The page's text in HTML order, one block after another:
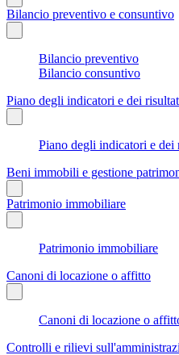
Bilancio preventivo e consuntivo
Bilancio preventivo
Bilancio consuntivo
Piano degli indicatori e dei
Piano degli indicatori e
Beni immobili e gestione
Patrimonio immobiliare
Patrimonio immobiliare
Canoni di locazione o affitto
Canoni di locazione o
Controlli e rilievi